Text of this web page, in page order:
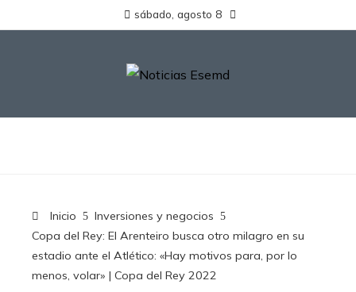
sábado, agosto 8
Inicio
Inversiones y negocios
Copa del Rey: El Arenteiro busca otro milagro en su
estadio ante el Atlético: «Hay motivos para, por lo
menos, volar» | Copa del Rey 2022